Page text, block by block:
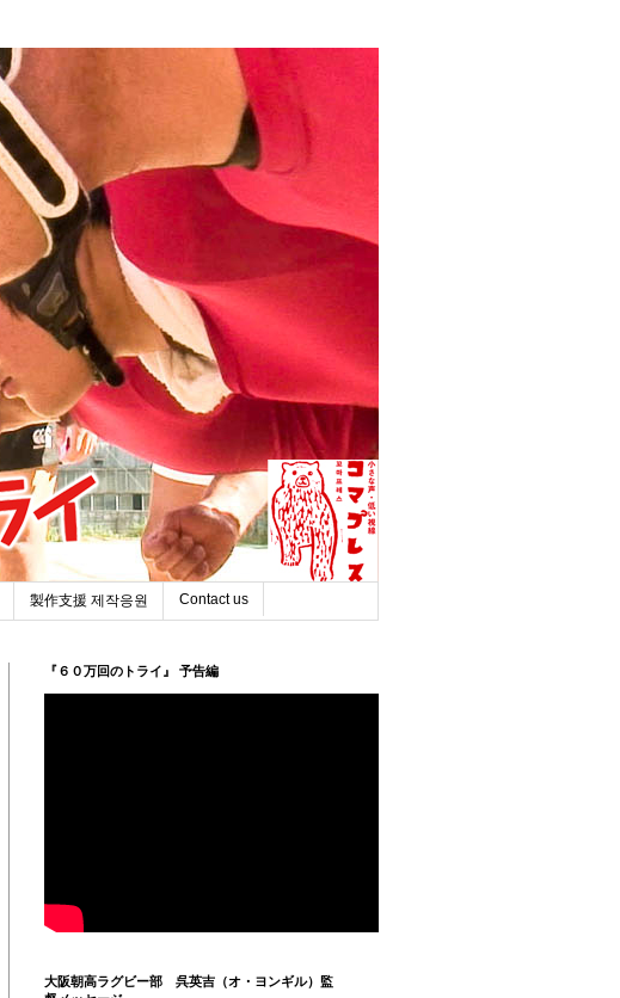
製作支援 제작응원 Contact us
『６０万回のトライ』 予告編
大阪朝高ラグビー部 呉英吉（オ・ヨンギル）監